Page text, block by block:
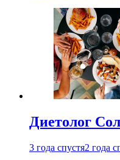
Диетолог
3 года спустя2 года